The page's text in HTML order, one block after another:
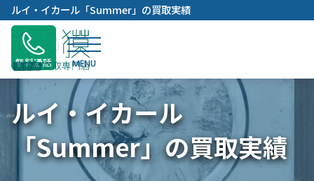
内
容
キ
ッ
プ
ルイ・イカール「Summer」の買取実績
無料通話
ルイ・イカール
「Summer」の買取実績